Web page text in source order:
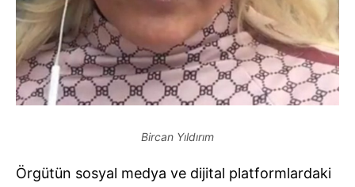
Bircan Yıldırım
Örgütün sosyal medya ve dijital platformlardaki